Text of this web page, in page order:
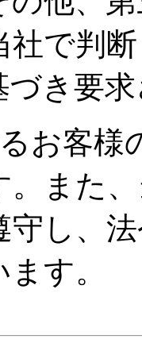
社で判
づき要
お客様
。また
守し、
す。